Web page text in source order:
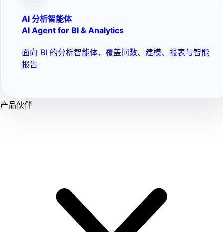
AI 分析智能体
AI Agent for BI & Analytics
面向 BI 的分析智能体，覆盖问数、建模、报表与智能
报告
产品伙伴